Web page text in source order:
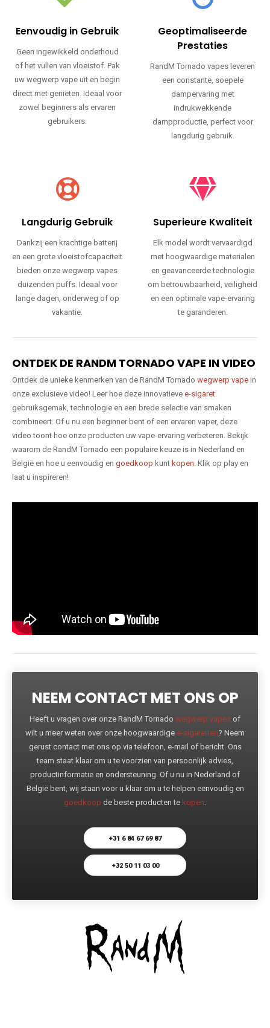
Eenvoudig in Gebruik
Geen ingewikkeld onderhoud
of het vullen van vloeistof. Pak
uw wegwerp vape uit en begin
direct met genieten. Ideaal voor
zowel beginners als ervaren
gebruikers.
Geoptimaliseerde
Prestaties
RandM Tornado vapes leveren
een constante, soepele
dampervaring met
indrukwekkende
dampproductie, perfect voor
langdurig gebruik.
Langdurig Gebruik
Dankzij een krachtige batterij
en een grote vloeistofcapaciteit
bieden onze wegwerp vapes
duizenden puffs. Ideaal voor
lange dagen, onderweg of op
vakantie.
Superieure Kwaliteit
Elk model wordt vervaardigd
met hoogwaardige materialen
en geavanceerde technologie
om betrouwbaarheid, veiligheid
en een optimale vape-ervaring
te garanderen.
ONTDEK DE RANDM TORNADO VAPE IN VIDEO
Ontdek de unieke kenmerken van de RandM Tornado wegwerp vape in
onze exclusieve video! Leer hoe deze innovatieve e-sigaret
gebruiksgemak, technologie en een brede selectie van smaken
combineert. Of u nu een beginner bent of een ervaren vaper, deze
video toont hoe onze producten uw vape-ervaring verbeteren. Bekijk
waarom de RandM Tornado een populaire keuze is in Nederland en
België en hoe u eenvoudig en goedkoop kunt kopen. Klik op play en
laat u inspireren!
NEEM CONTACT MET ONS OP
Heeft u vragen over onze RandM Tornado wegwerp vapes of
wilt u meer weten over onze hoogwaardige e-sigaretten? Neem
gerust contact met ons op via telefoon, e-mail of bericht. Ons
team staat klaar om u te voorzien van persoonlijk advies,
productinformatie en ondersteuning. Of u nu in Nederland of
België bent, wij staan voor u klaar om u te helpen eenvoudig en
goedkoop de beste producten te kopen.
+31 6 84 67 69 87
+32 50 11 03 00